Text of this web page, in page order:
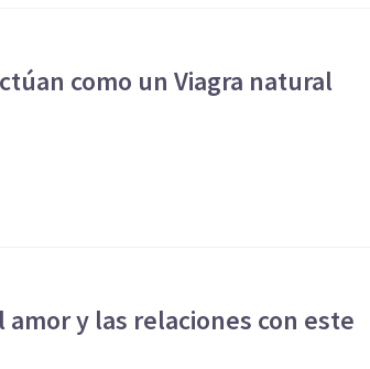
como un Viagra natural
y las relaciones con este